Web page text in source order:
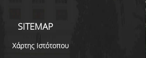
SITEMAP
Χάρτης Ιστότοπου